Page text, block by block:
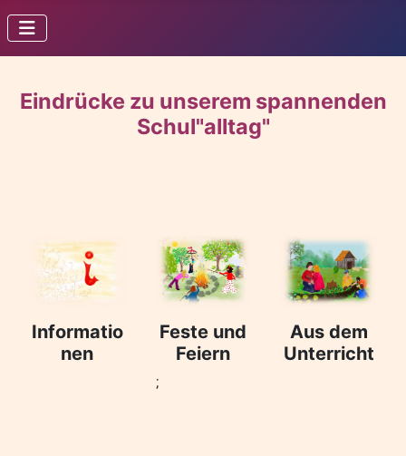
Eindrücke zu unserem spannenden
Schul"alltag"
Informatio
nen
Feste und
Feiern
;
Aus dem
Unterricht